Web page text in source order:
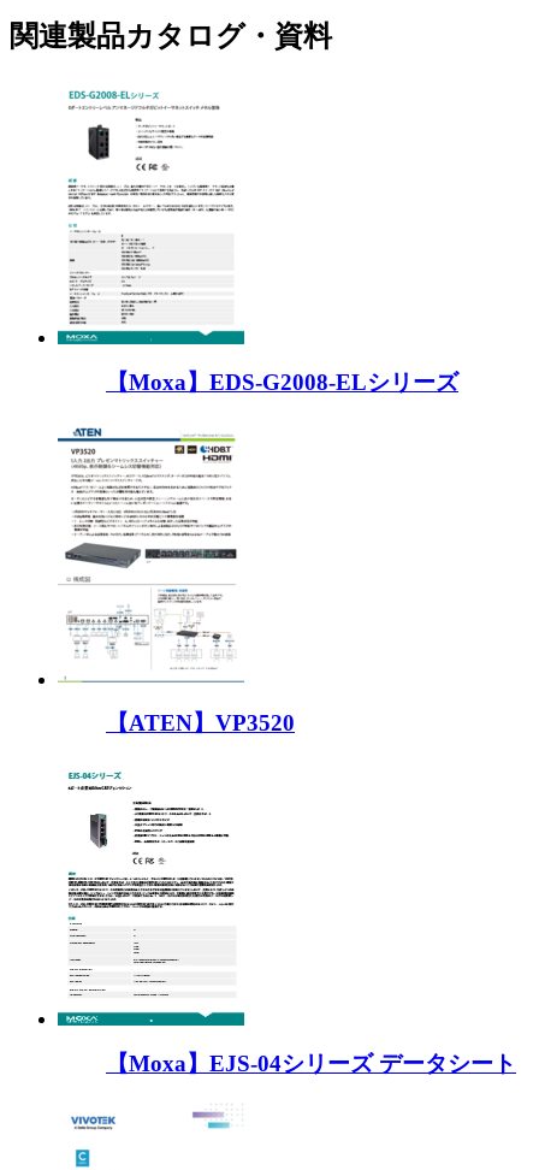
関連製品カタログ・資料
【Moxa】EDS-G2008-ELシリーズ
【ATEN】VP3520
【Moxa】EJS-04シリーズ データシート